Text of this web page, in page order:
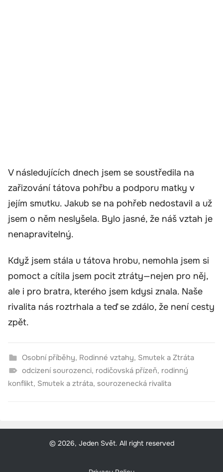
V následujících dnech jsem se soustředila na
zařizování tátova pohřbu a podporu matky v
jejím smutku. Jakub se na pohřeb nedostavil a už
jsem o něm neslyšela. Bylo jasné, že náš vztah je
nenapravitelný.
Když jsem stála u tátova hrobu, nemohla jsem si
pomoct a cítila jsem pocit ztráty—nejen pro něj,
ale i pro bratra, kterého jsem kdysi znala. Naše
rivalita nás roztrhala a teď se zdálo, že není cesty
zpět.
Osobní příběhy, Rodinné vztahy, Smutek a Ztráta
odcizení sourozenci, rodičovská přízeň, rodinný
konflikt, Smutek a ztráta, sourozenecká rivalita
© 2026, Jeden Svět. All right reserved